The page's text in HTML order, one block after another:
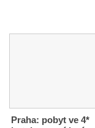
Praha: pobyt ve 4*